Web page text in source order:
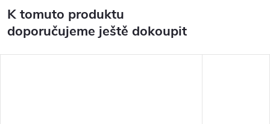
K tomuto produktu
doporučujeme ještě dokoupit